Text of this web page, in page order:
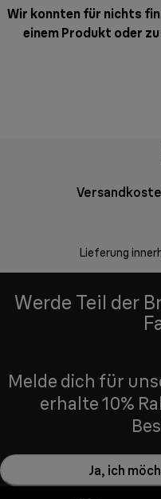
Wir konnten für nichts
einem Produkt oder
Lieferung
Werde Teil der
Melde dich für
erhalte 10%
Ja, ich